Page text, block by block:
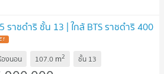
าชดำริ ชั้น 13 | ใกล้ BTS ราชดำริ 400
!
งนอน 107.0 m2 ชั้น 13